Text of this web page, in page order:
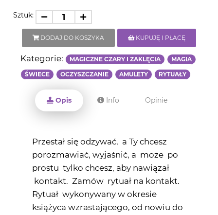
Sztuk:
DODAJ DO KOSZYKA KUPUJĘ I PŁACĘ
Kategorie: MAGICZNE CZARY I ZAKLĘCIA MAGIA
ŚWIECE OCZYSZCZANIE AMULETY RYTUAŁY
Opis Info Opinie
Przestał się odzywać, a Ty chcesz
porozmawiać, wyjaśnić, a może po
prostu tylko chcesz, aby nawiązał
kontakt. Zamów rytuał na kontakt.
Rytuał wykonywany w okresie
książyca wzrastającego, od nowiu do